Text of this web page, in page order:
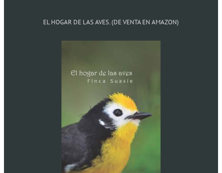
EL HOGAR DE LAS AVES. (DE VENTA EN AMAZON)